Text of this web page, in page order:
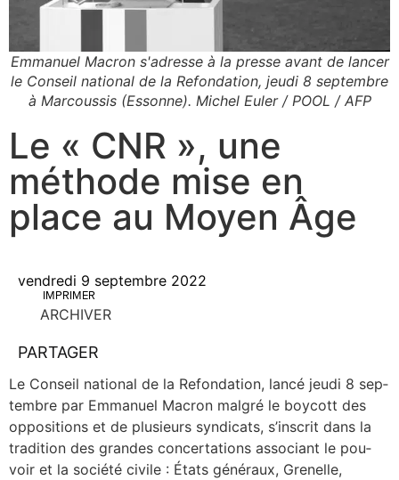
Emmanuel Macron s'adresse à la presse avant de lancer
le Conseil national de la Refondation, jeudi 8 septembre
à Marcoussis (Essonne). Michel Euler / POOL / AFP
Le « CNR », une
méthode mise en
place au Moyen Âge
vendredi 9 septembre 2022
IMPRIMER
ARCHIVER
PARTAGER
Le Conseil natio­nal de la Refon­da­tion, lan­cé jeu­di 8 sep­
tembre par Emma­nuel Macron mal­gré le boy­cott des
oppo­si­tions et de plu­sieurs syn­di­cats, s’inscrit dans la
tra­di­tion des grandes concer­ta­tions asso­ciant le pou­
voir et la socié­té civile : États géné­raux, Gre­nelle,